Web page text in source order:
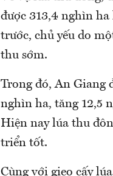
được 313,4 nghìn
trước, chủ yếu do
thu sớm.
Trong đó, An Giang
nghìn ha, tăng 12,5
Hiện nay lúa thu
triển tốt.
Cùng với gieo cấy